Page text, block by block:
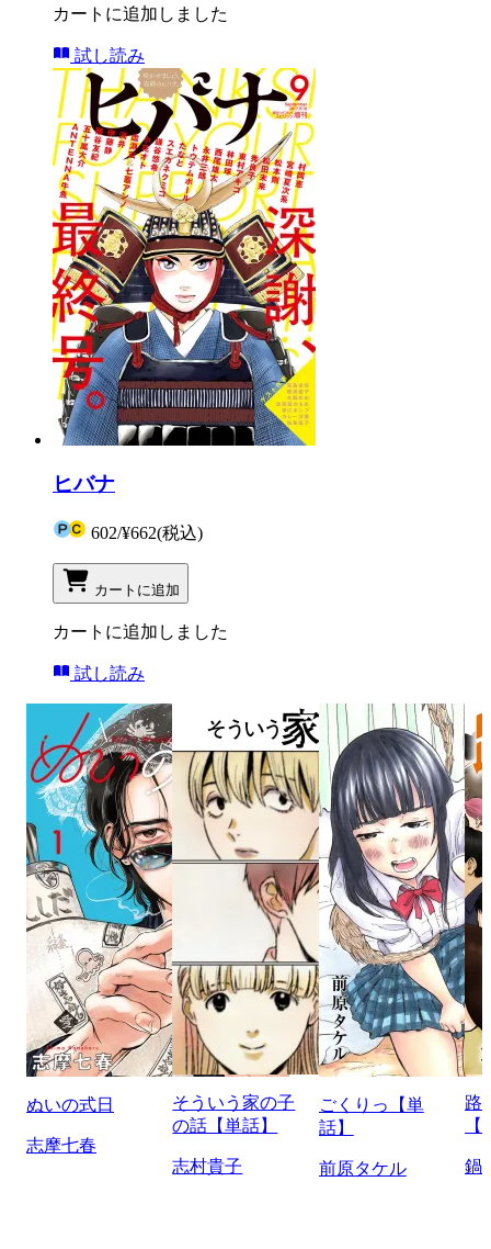
カートに追加しました
試し読み
ヒバナ
602/¥662(税込)
カートに追加
カートに追加しました
試し読み
ぬいの式日
志摩七春
そういう家の子
の話【単話】
志村貴子
ごくりっ【単
話】
前原タケル
路
鍋